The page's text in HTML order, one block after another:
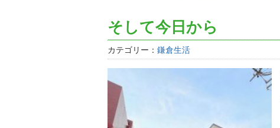
そして今日から
カテゴリー： 鎌倉生活